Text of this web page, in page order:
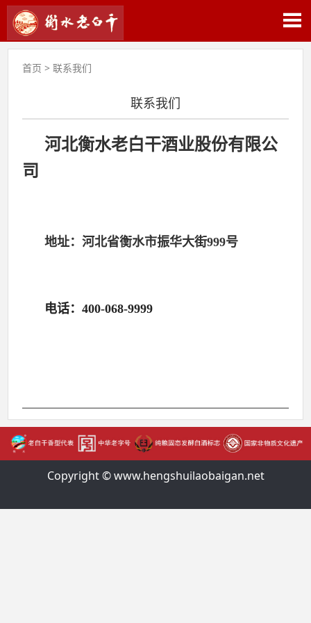
首页 >联系我们
联系我们
河北衡水老白干酒业股份有限公
司
地址：河北省衡水市振华大街999号
电话：400-068-9999
Copyright © www.hengshuilaobaigan.net